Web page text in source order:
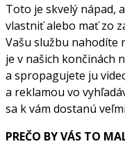
Toto je skvelý nápad,
vlastniť alebo mať zo
Vašu službu nahodíte
je v našich končinách
a spropagujete ju
a reklamou vo
sa k vám dostanú
PREČO BY VÁS TO